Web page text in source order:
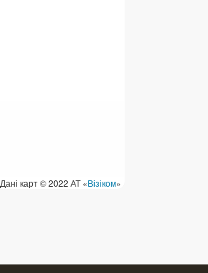
Дані карт © 2022 АТ «Візіком»